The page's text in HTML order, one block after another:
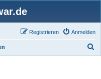
Anmelden
Registrieren